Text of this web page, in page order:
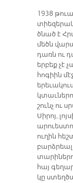
1938
ծնած է
մեծն
դառն ու
երբեք չէ
հոգիին
շունչ ու
Սիրոյ,
ուղին
հայ
կը